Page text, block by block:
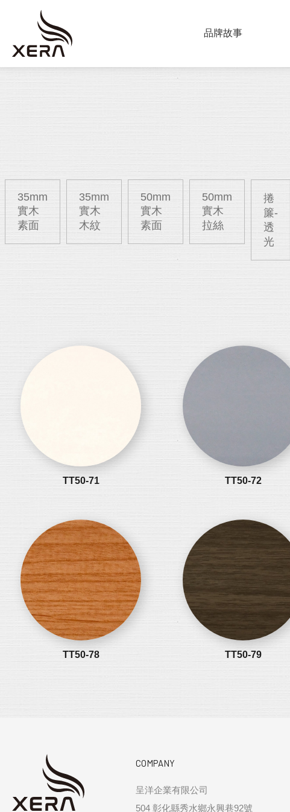
ABOUT US
品牌故事
35mm
實木
素面
35mm
實木
木紋
50mm
實木
素面
50mm
實木
拉絲
捲
簾-
透
光
TT50-71 TT50-72
TT50-78 TT50-79
COMPANY
呈洋企業有限公司
504 彰化縣秀水鄉永興巷92號